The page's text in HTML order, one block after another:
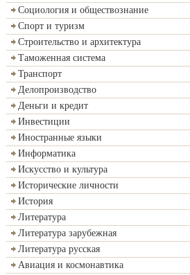
Социология и обществознание
Спорт и туризм
Строительство и архитектура
Таможенная система
Транспорт
Делопроизводство
Деньги и кредит
Инвестиции
Иностранные языки
Информатика
Искусство и культура
Исторические личности
История
Литература
Литература зарубежная
Литература русская
Авиация и космонавтика